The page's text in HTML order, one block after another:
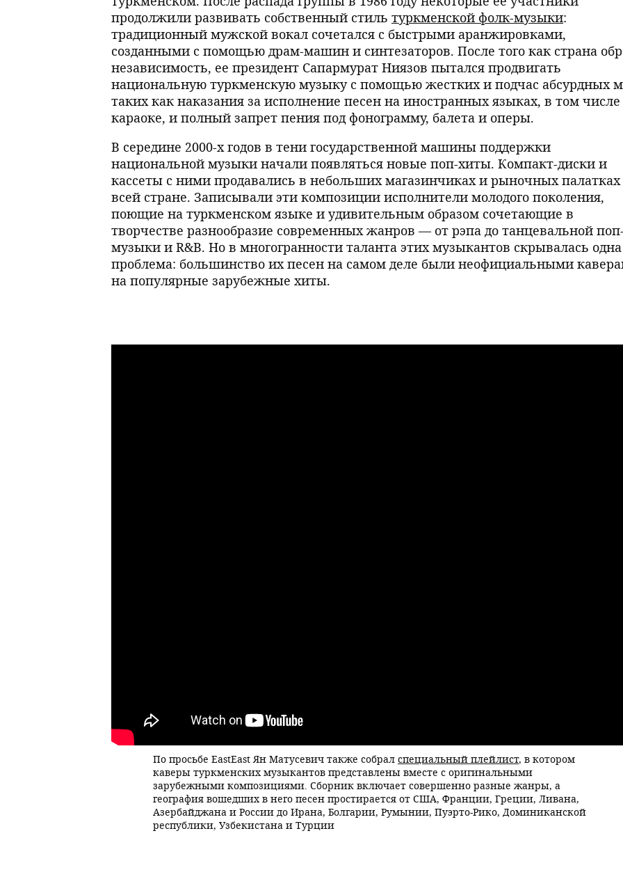
продолжили развивать собственный стиль туркменской фолк-музыки:
традиционный мужской вокал сочетался с быстрыми аранжировками,
созданными с помощью драм-машин и синтезаторов. После того как страна
независимость, ее президент Сапармурат Ниязов пытался продвигать
национальную туркменскую музыку с помощью жестких и подчас абсурдных
таких как наказания за исполнение песен на иностранных языках, в том числе
караоке, и полный запрет пения под фонограмму, балета и оперы.
В середине 2000-х годов в тени государственной машины поддержки
национальной музыки начали появляться новые поп-хиты. Компакт-диски и
кассеты с ними продавались в небольших магазинчиках и рыночных палатках
всей стране. Записывали эти композиции исполнители молодого поколения,
поющие на туркменском языке и удивительным образом сочетающие в
творчестве разнообразие современных жанров — от рэпа до танцевальной
музыки и R&B. Но в многогранности таланта этих музыкантов скрывалась одна
проблема: большинство их песен на самом деле были неофициальными
на популярные зарубежные хиты.
По просьбе EastEast Ян Матусевич также собрал специальный плейлист, в котором
каверы туркменских музыкантов представлены вместе с оригинальными
зарубежными композициями. Сборник включает совершенно разные жанры, а
география вошедших в него песен простирается от США, Франции, Греции, Ливана,
Азербайджана и России до Ирана, Болгарии, Румынии, Пуэрто-Рико, Доминиканской
республики, Узбекистана и Турции